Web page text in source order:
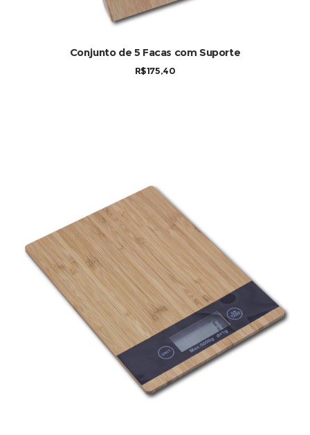
Conjunto de 5 Facas com Suporte
R$175,40